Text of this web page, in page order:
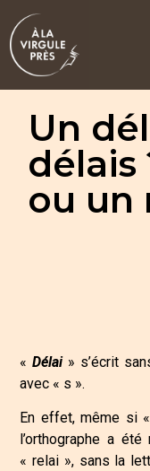
Un
délais
ou un
«Délai» s’écrit
avec « s ».
En effet, même si
l’orthographe a
« relai », sans la